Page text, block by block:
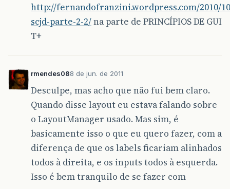
http://fernandofranzini.wordpress.com/2010/
scjd-parte-2-2/na parte de PRINCÍPIOS DE GUI
T+
rmendes088 de jun. de 2011
Desculpe, mas acho que não fui bem claro.
Quando disse layout eu estava falando sobre
o LayoutManager usado. Mas sim, é
basicamente isso o que eu quero fazer, com a
diferença de que os labels ficariam alinhados
todos à direita, e os inputs todos à esquerda.
Isso é bem tranquilo de se fazer com